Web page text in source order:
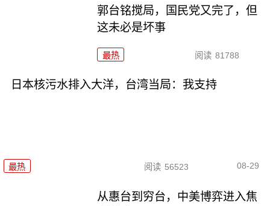
郭台铭搅局，国民党又完了，但
这未必是坏事
最热 阅读 81788
日本核污水排入大洋，台湾当局：我支持
最热 阅读 56523 08-29
从惠台到穷台，中美博弈进入焦